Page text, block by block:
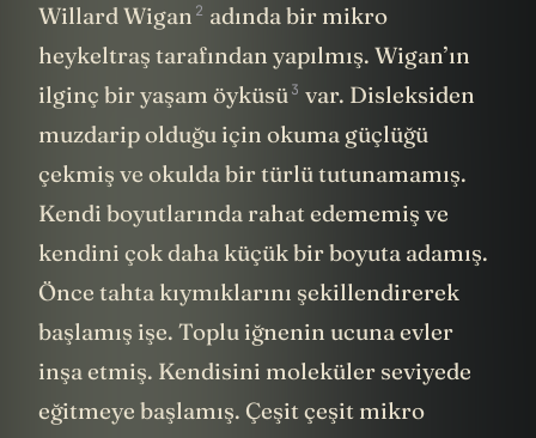
Willard Wigan 2 adında bir mikro
heykeltraş tarafından yapılmış. Wigan’ın
ilginç biryaşam öyküsü3 var. Disleksiden
muzdarip olduğu için okuma güçlüğü
çekmiş ve okulda bir türlü tutunamamış.
Kendi boyutlarında rahat edememiş ve
kendini çok daha küçük bir boyuta adamış.
Önce tahta kıymıklarını şekillendirerek
başlamış işe. Toplu iğnenin ucuna evler
inşa etmiş. Kendisini moleküler seviyede
eğitmeye başlamış. Çeşit çeşit mikro